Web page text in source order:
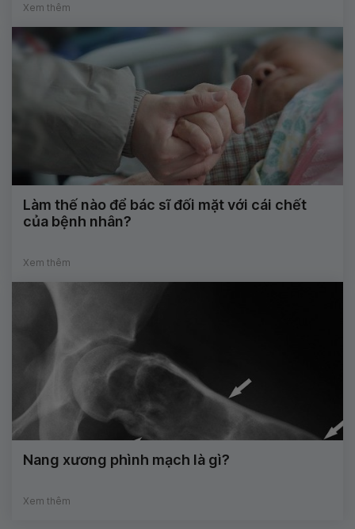
Xem thêm
Làm thế nào để bác sĩ đối mặt với cái chết
của bệnh nhân?
Xem thêm
Nang xương phình mạch là gì?
Xem thêm